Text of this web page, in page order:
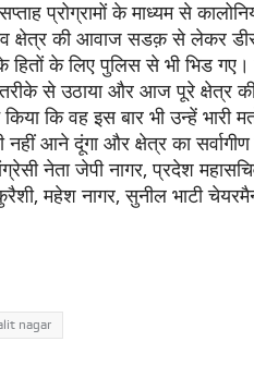
प्रोग्रामों के माध्यम से
क्षेत्र की आवाज सडक़ से
हितों के लिए पुलिस से भी भिड
से उठाया और आज पूरे क्षेत्र
कि वह इस बार भी उन्हें भारी
नहीं आने दूंगा और क्षेत्र का
नेता जेपी नागर, प्रदेश
महेश नागर, सुनील भाटी
nagar